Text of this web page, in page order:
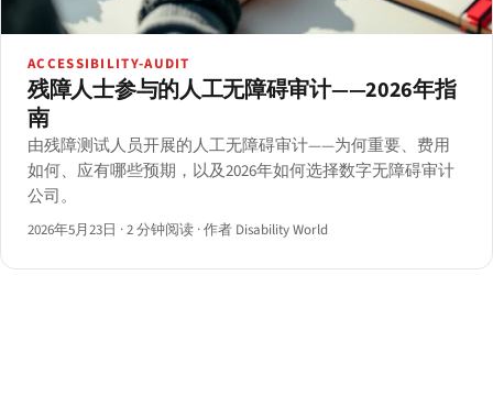
ACCESSIBILITY-AUDIT
残障人士参与的人工无障碍审计——2026年指
南
由残障测试人员开展的人工无障碍审计——为何重要、费用
如何、应有哪些预期，以及2026年如何选择数字无障碍审计
公司。
2026年5月23日 ·2 分钟阅读 ·作者 Disability World